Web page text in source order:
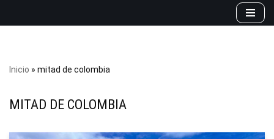
Inicio » mitad de colombia
MITAD DE COLOMBIA